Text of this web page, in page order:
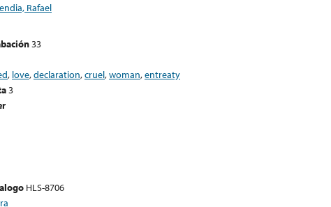
Rafael
33
, love,declaration,cruel,woman,entreaty
3
HLS-8706